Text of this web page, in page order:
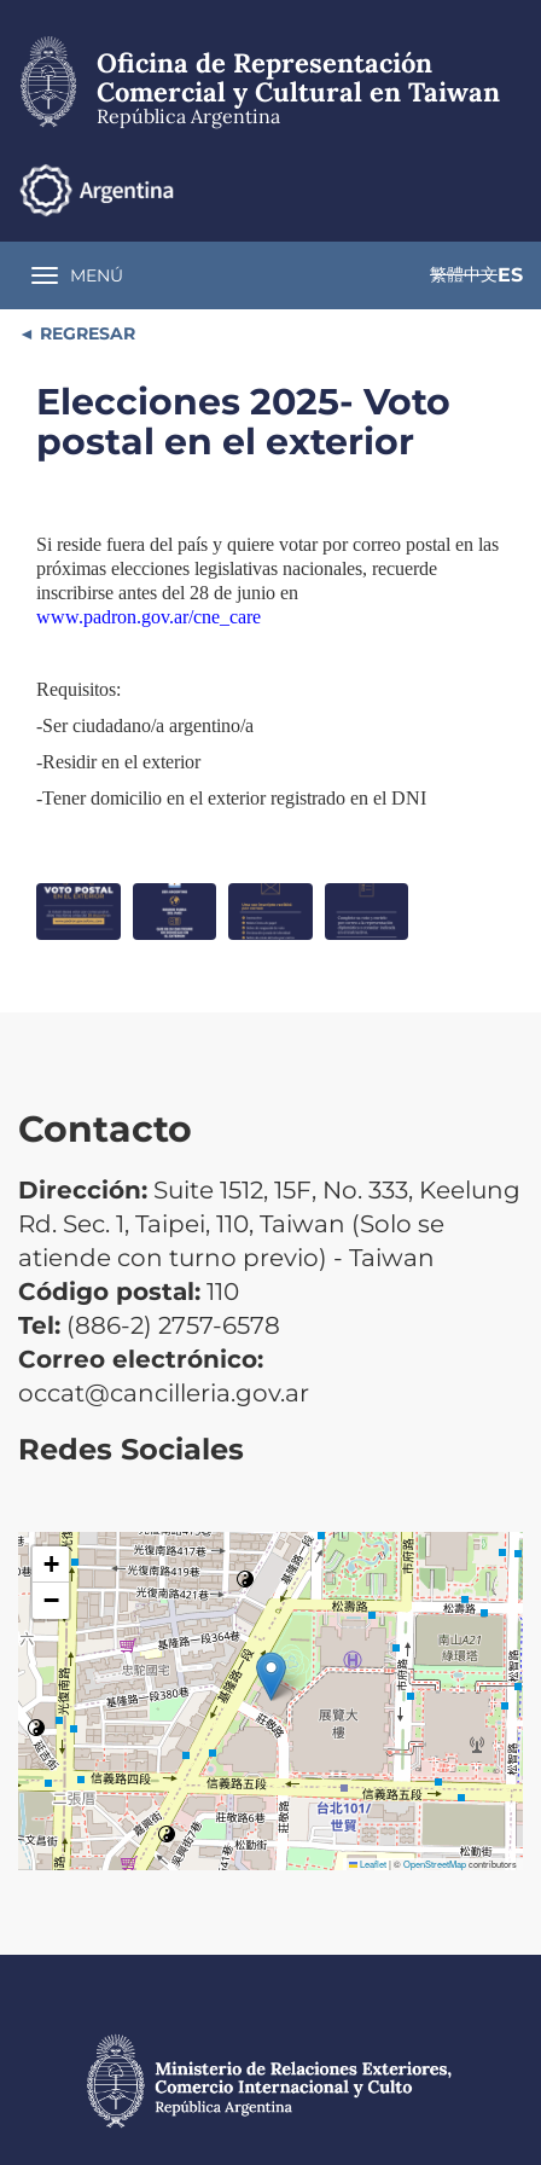
contenido
principal
Oficina de Representación
Comercial y Cultural en Taiwan
República Argentina
Toggle navigation
MENÚ 繁體中文ES
REGRESAR
Elecciones 2025- Voto
postal en el exterior
Si reside fuera del país y quiere votar por correo postal en las
próximas elecciones legislativas nacionales, recuerde
inscribirse antes del 28 de junio en
www.padron.gov.ar/cne_care
Requisitos:
-Ser ciudadano/a argentino/a
-Residir en el exterior
-Tener domicilio en el exterior registrado en el DNI
Contacto
Dirección: Suite 1512, 15F, No. 333, Keelung
Rd. Sec. 1, Taipei, 110, Taiwan (Solo se
atiende con turno previo) - Taiwan
Código postal: 110
Tel: (886-2) 2757-6578
Correo electrónico:
occat@cancilleria.gov.ar
Redes Sociales
+
−
Leaflet|©OpenStreetMapcontributors